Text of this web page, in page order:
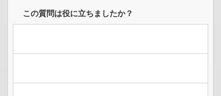
この質問は役に立ちましたか？